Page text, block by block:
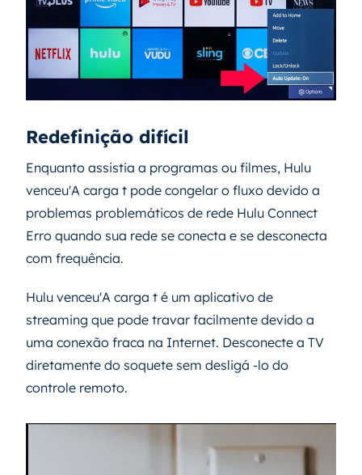
Redefinição difícil
Enquanto assistia a programas ou filmes, Hulu
venceu'A carga t pode congelar o fluxo devido a
problemas problemáticos de rede Hulu Connect
Erro quando sua rede se conecta e se desconecta
com frequência.
Hulu venceu'A carga t é um aplicativo de
streaming que pode travar facilmente devido a
uma conexão fraca na Internet. Desconecte a TV
diretamente do soquete sem desligá -lo do
controle remoto.